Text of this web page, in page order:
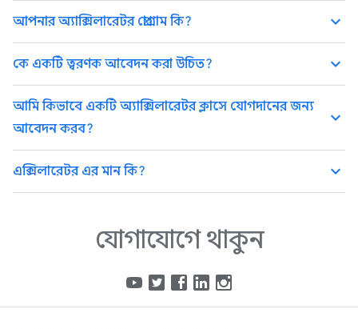
keyboard_arrow_up
আপনার অ্যাক্সিলারেটর প্রোগ্রাম কি?
keyboard_arrow_up
কে একটি ত্বরণক আবেদন করা উচিত?
keyboard_arrow_up
আমি কিভাবে একটি অ্যাক্সিলারেটর ক্লাসে যোগদানের জন্য
আবেদন করব?
keyboard_arrow_up
এক্সিলারেটর এর মান কি?
যোগাযোগে থাকুন